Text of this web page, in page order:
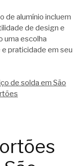
de alumínio incluem
de design e
uma escolha
praticidade em seu
de solda em São